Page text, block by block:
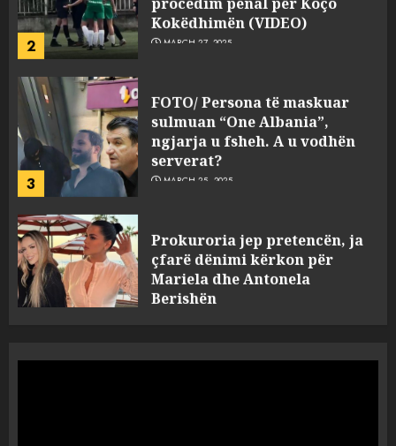
2 MARCH 27, 2025
sulmuan “One Albania”,
ngjarja u fsheh. A u vodhën
serverat?
MARCH 25, 2025
4
çfarë dënimi kërkon për
Mariela dhe Antonela
Berishën
MARCH 25, 2025